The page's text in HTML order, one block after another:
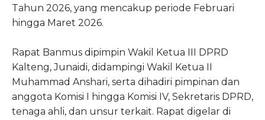
Tahun 2026, yang mencakup periode Februari
hingga Maret 2026.
Rapat Banmus dipimpin Wakil Ketua III DPRD
Kalteng,Junaidi, didampingi Wakil Ketua II
Muhammad Anshari, serta dihadiri pimpinan dan
anggota Komisi I hingga Komisi IV, Sekretaris DPRD,
tenaga ahli, dan unsur terkait. Rapat digelar di